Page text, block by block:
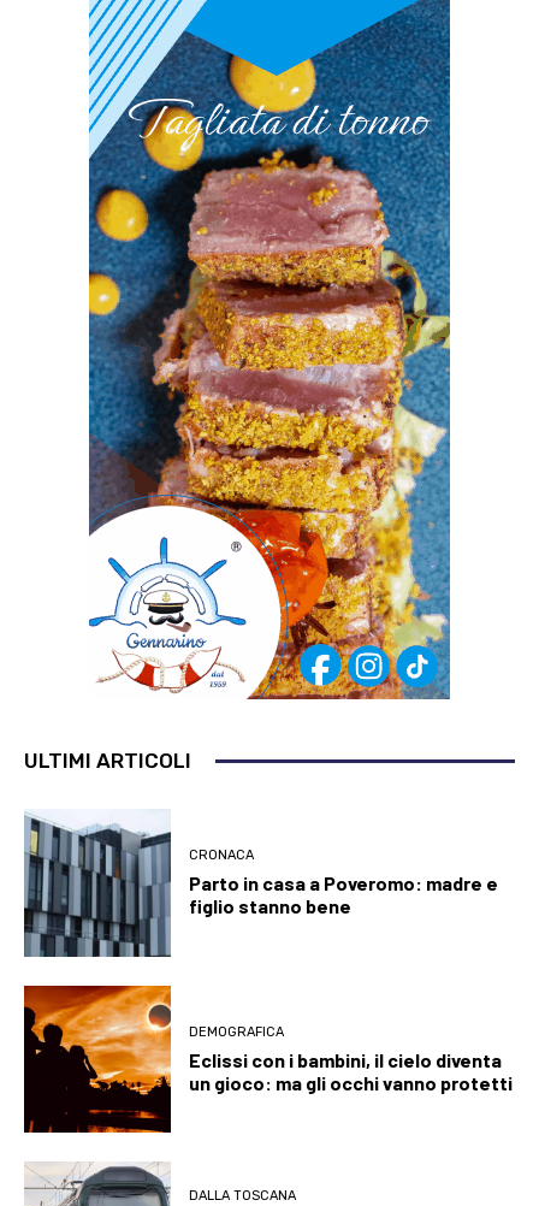
ULTIMI ARTICOLI
CRONACA
Parto in casa a Poveromo: madre e
figlio stanno bene
DEMOGRAFICA
Eclissi con i bambini, il cielo diventa
un gioco: ma gli occhi vanno protetti
DALLA TOSCANA